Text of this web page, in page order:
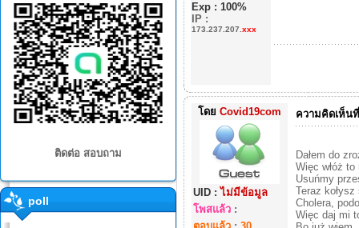
ติดต่อ สอบถาม
poll
Exp : 100%
IP :
173.237.207. xxx
โดย Covid19com
UID :ไม่มีข้อมูล
โพสแล้ว:
ความคิดเห็น
Dałem do
Więc włóż to
Usuńmy
Teraz kołysz
Cholera,
Więc daj mi